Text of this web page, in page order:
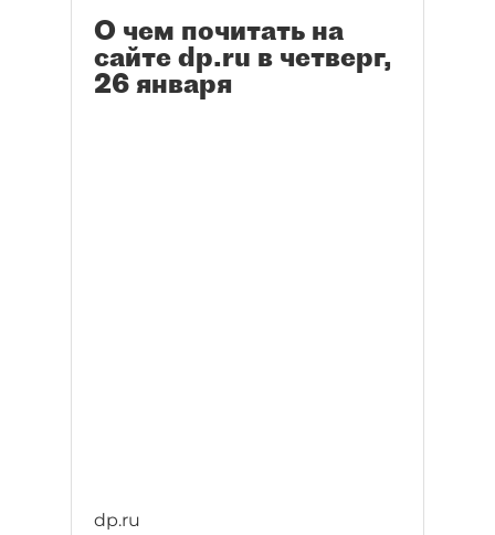
О чем почитать на
сайте dp.ru в четверг,
26 января
dp.ru